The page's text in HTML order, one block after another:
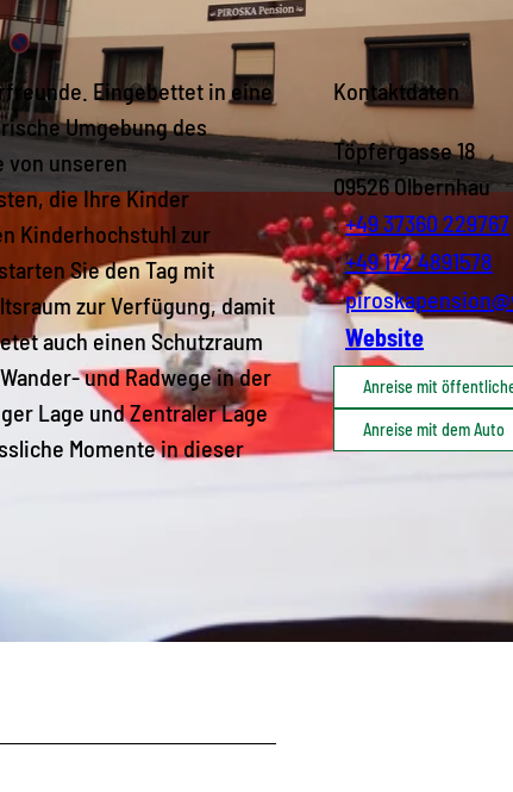
Eingebettet in eine
Umgebung des
von unseren
die Ihre Kinder
Kinderhochstuhl zur
Sie den Tag mit
zur Verfügung, damit
auch einen Schutzraum
und Radwege in der
Lage und Zentraler Lage
Momente in dieser
Kontaktdaten
Töpfergasse 18
09526Olbernhau
+49 37360 229767
+49 172 4891578
Website
Anreise mit
Anreise mit dem Auto